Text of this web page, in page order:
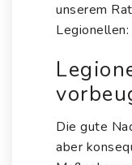
unserem
Die gute
aber